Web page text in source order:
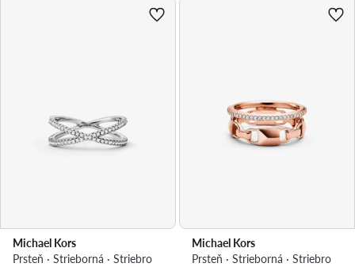
Michael Kors
Prsteň · Strieborná · Striebro
Michael Kors
Prsteň · Strieborná · Striebro